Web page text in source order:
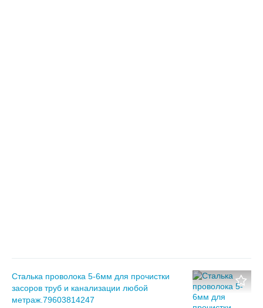
Сталька проволока 5-6мм для прочистки
засоров труб и канализации любой
метраж.79603814247